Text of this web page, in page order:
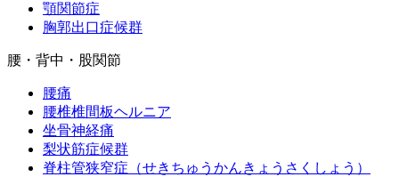
顎関節症
胸郭出口症候群
腰・背中・股関節
腰痛
腰椎椎間板ヘルニア
坐骨神経痛
梨状筋症候群
脊柱管狭窄症（せきちゅうかんきょうさくしょう）